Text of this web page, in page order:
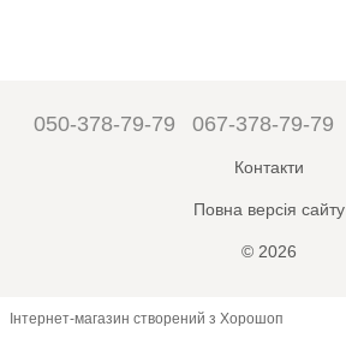
050-378-79-79 067-378-79-79
Контакти
Повна версія сайту
© 2026
Інтернет-магазин створений з Хорошоп